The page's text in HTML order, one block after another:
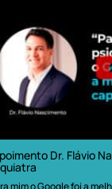
Dr. Flávio